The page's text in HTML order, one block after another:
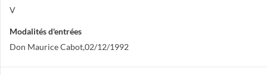
V
Modalités d'entrées
Don Maurice Cabot,02/12/1992